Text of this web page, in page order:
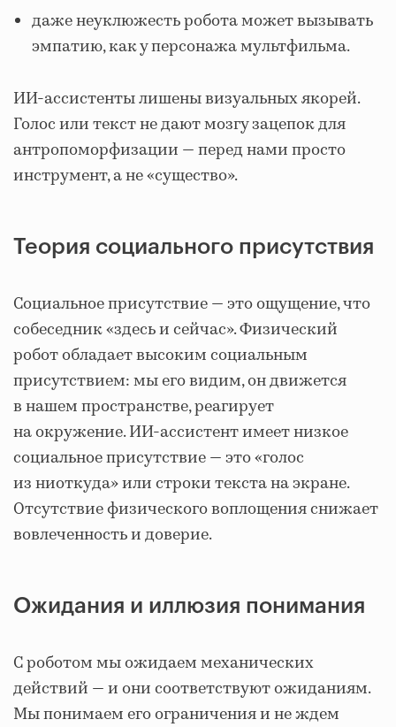
даже неуклюжесть робота может вызывать
эмпатию, как у персонажа мультфильма.
ИИ‑ассистенты лишены визуальных якорей.
Голос или текст не дают мозгу зацепок для
антропоморфизации — перед нами просто
инструмент, а не «существо».
Теория социального присутствия
Социальное присутствие — это ощущение, что
собеседник «здесь и сейчас». Физический
робот обладает высоким социальным
присутствием: мы его видим, он движется
в нашем пространстве, реагирует
на окружение. ИИ‑ассистент имеет низкое
социальное присутствие — это «голос
из ниоткуда» или строки текста на экране.
Отсутствие физического воплощения снижает
вовлеченность и доверие.
Ожидания и иллюзия понимания
С роботом мы ожидаем механических
действий — и они соответствуют ожиданиям.
Мы понимаем его ограничения и не ждем